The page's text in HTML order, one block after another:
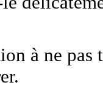
à ne pas